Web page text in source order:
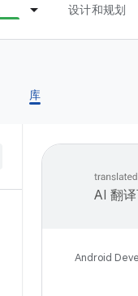
设计和规划
库
AI 翻译
Android